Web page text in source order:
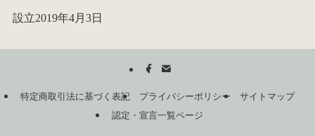
設立2019年4月3日
特定商取引法に基づく表記 プライバシーポリシー
サイトマップ
認定・宣言一覧ページ